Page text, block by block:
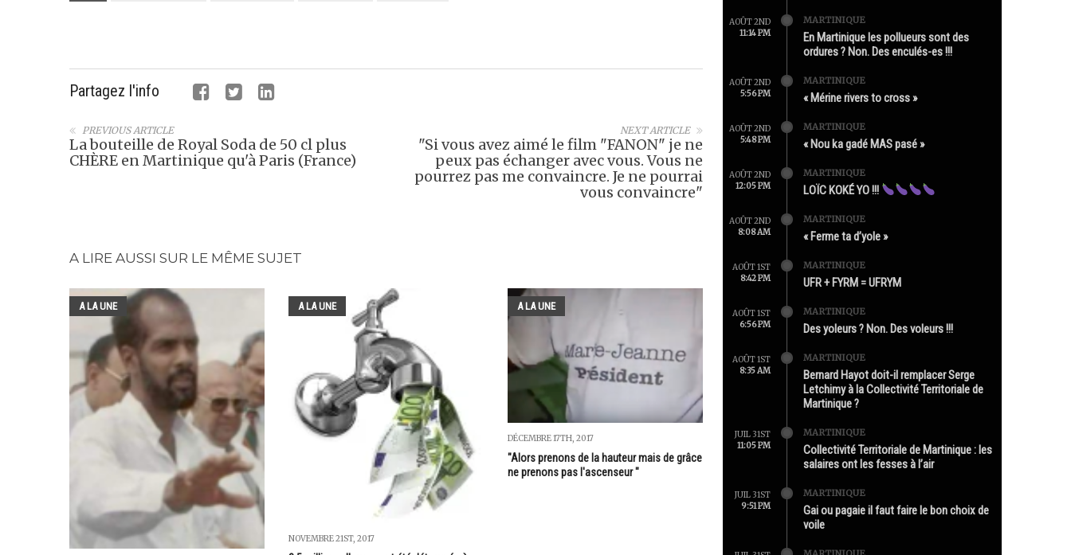
Partagez l'info
NEXT ARTICLE
"Si vous avez aimé le film "FANON" je ne
peux pas échanger avec vous. Vous ne
pourrez pas me convaincre. Je ne pourrai
vous convaincre"
PREVIOUS ARTICLE
La bouteille de Royal Soda de 50 cl plus
CHÈRE en Martinique qu'à Paris (France)
A LIRE AUSSI SUR LE MÊME SUJET
A LA UNE A LA UNE
NOVEMBRE 21ST, 2017
A LA UNE
DÉCEMBRE 17TH, 2017
"Alors prenons de la hauteur mais de grâce
ne prenons pas l'ascenseur "
AOÛT 2ND
11:14 PM
MARTINIQUE
En Martinique les pollueurs sont des
ordures ? Non. Des enculés-es !!!
AOÛT 2ND
5:56 PM
MARTINIQUE
« Mérine rivers to cross »
AOÛT 2ND
5:48 PM
MARTINIQUE
« Nou ka gadé MAS pasé »
AOÛT 2ND
12:05 PM
MARTINIQUE
LOÏC KOKÉ YO !!!
AOÛT 2ND
8:08 AM
MARTINIQUE
« Ferme ta d’yole »
AOÛT 1ST
8:42 PM
MARTINIQUE
UFR + FYRM = UFRYM
AOÛT 1ST
6:56 PM
MARTINIQUE
Des yoleurs ? Non. Des voleurs !!!
AOÛT 1ST
8:35 AM
MARTINIQUE
Bernard Hayot doit-il remplacer Serge
Letchimy à la Collectivité Territoriale de
Martinique ?
JUIL 31ST
11:05 PM
MARTINIQUE
Collectivité Territoriale de Martinique : les
salaires ont les fesses à l’air
JUIL 31ST
9:51 PM
MARTINIQUE
Gai ou pagaie il faut faire le bon choix de
voile